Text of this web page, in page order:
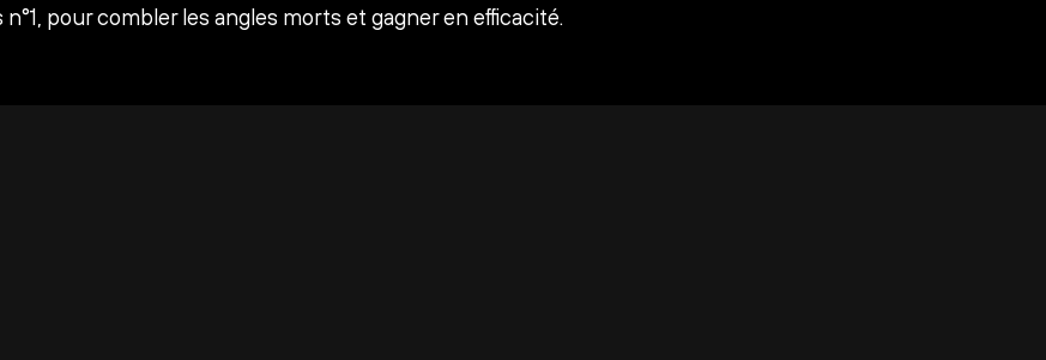
pour combler les angles morts et gagner en efficacité.